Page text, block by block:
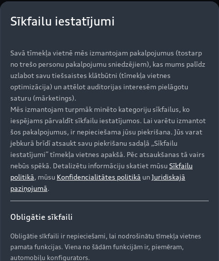
Sīkfailu iestatījumi
Savā tīmekļa vietnē mēs izmantojam pakalpojumus (tostarp
no trešo personu pakalpojumu sniedzējiem), kas mums palīdz
uzlabot savu tiešsaistes klātbūtni (tīmekļa vietnes
optimizācija) un attēlot auditorijas interesēm pielāgotu
saturu (mārketings).
Mēs izmantojam turpmāk minēto kategoriju sīkfailus, ko
iespējams pārvaldīt sīkfailu iestatījumos. Lai varētu izmantot
šos pakalpojumus, ir nepieciešama jūsu piekrišana. Jūs varat
jebkurā brīdī atsaukt savu piekrišanu sadaļā „Sīkfailu
iestatījumi” tīmekļa vietnes apakšā. Pēc atsaukšanas tā vairs
nebūs spēkā. Detalizētu informāciju skatiet mūsu Sīkfailu
politikā, mūsu Konfidencialitātes politikā unJuridiskajā
paziņojumā.
Obligātie sīkfaili
Obligātie sīkfaili ir nepieciešami, lai nodrošinātu tīmekļa vietnes
pamata funkcijas. Viena no šādām funkcijām ir, piemēram,
automobiļu konfigurators.